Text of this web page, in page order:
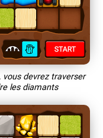
devrez traverser
les diamants